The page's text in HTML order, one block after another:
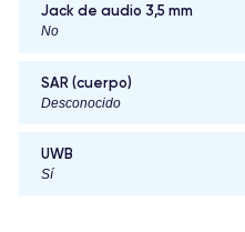
Jack de audio 3,5 mm
No
SAR (cuerpo)
Desconocido
UWB
Sí